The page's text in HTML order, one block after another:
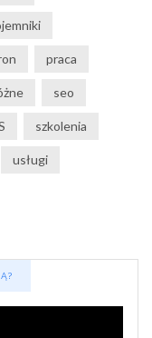
praca
seo
szkolenia
usługi